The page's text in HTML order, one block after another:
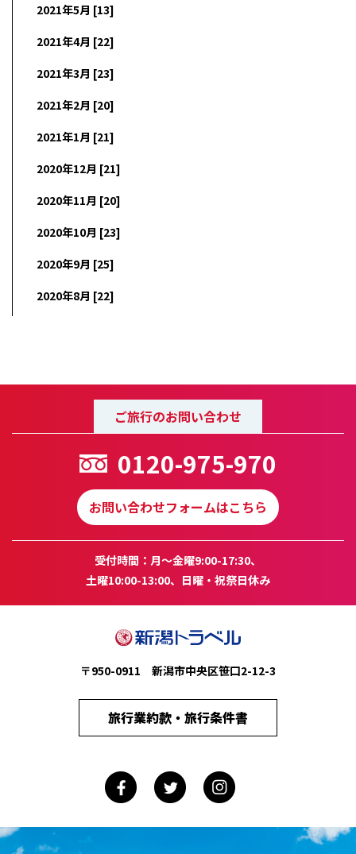
2021年5月 [13]
2021年4月 [22]
2021年3月 [23]
2021年2月 [20]
2021年1月 [21]
2020年12月 [21]
2020年11月 [20]
2020年10月 [23]
2020年9月 [25]
2020年8月 [22]
ご旅行のお問い合わせ
0120-975-970
お問い合わせフォームはこちら
受付時間：月～金曜9:00-17:30、
土曜10:00-13:00、日曜・祝祭日休み
〒950-0911 新潟市中央区笹口2-12-3
旅行業約款・旅行条件書